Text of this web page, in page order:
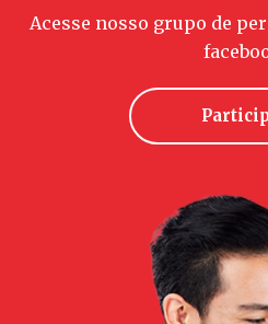
Acesse nosso grupo de